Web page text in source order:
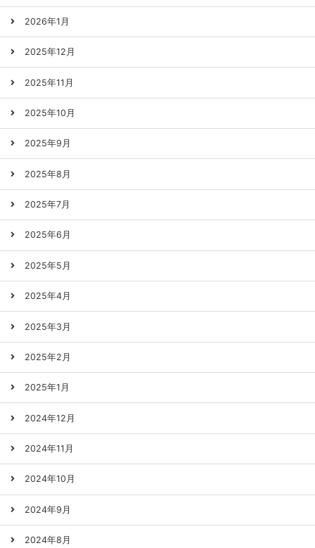
2026年1月
2025年12月
2025年11月
2025年10月
2025年9月
2025年8月
2025年7月
2025年6月
2025年5月
2025年4月
2025年3月
2025年2月
2025年1月
2024年12月
2024年11月
2024年10月
2024年9月
2024年8月